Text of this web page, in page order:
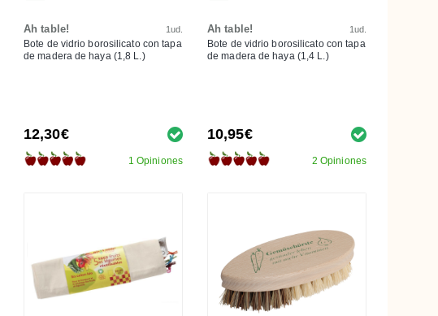
Ah table! 1ud.
Bote de vidrio borosilicato con tapa
de madera de haya (1,8 L.)
12,30€
1 Opiniones
Ah table! 1ud.
Bote de vidrio borosilicato con tapa
de madera de haya (1,4 L.)
10,95€
2 Opiniones